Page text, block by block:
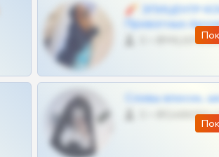
🧨 ЭПИЦЕНТР
Приватных
Сливы вписок,